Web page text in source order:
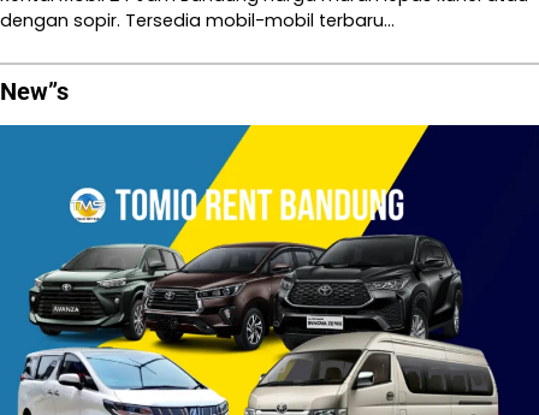
dengan sopir. Tersedia mobil-mobil terbaru…
New”s